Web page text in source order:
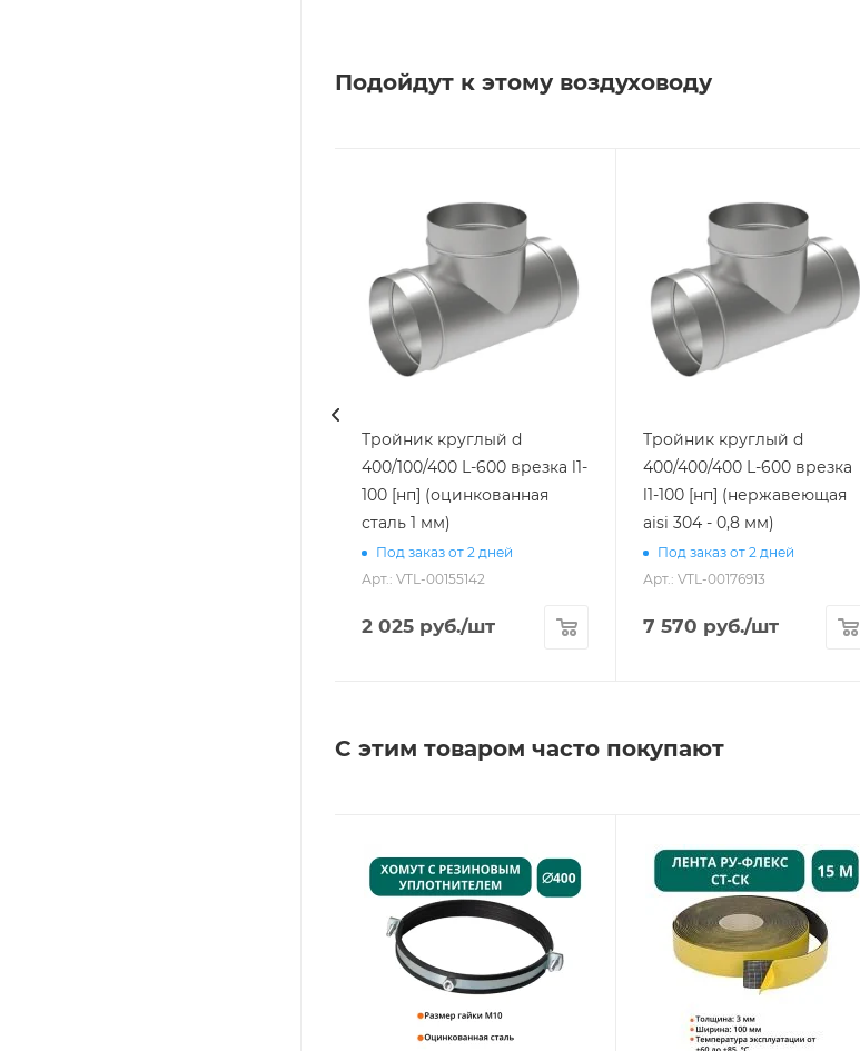
Подойдут к этому воздуховоду
Тройник круглый d
400/100/400 L-600 врезка l1-
100 [нп] (оцинкованная
сталь 1 мм)
Под заказ от 2 дней
Арт.: VTL-00155142
2 025 руб./шт
Тройник круглый d
400/400/400 L-600 врезка
l1-100 [нп] (нержавеющая
aisi 304 - 0,8 мм)
Под заказ от 2 дней
Арт.: VTL-00176913
7 570 руб./шт
С этим товаром часто покупают